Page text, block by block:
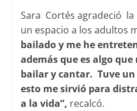
Sara Cortés agradeció
un espacio a los adultos
bailado y me he
además que es algo
bailar y cantar. Tuve
esto me sirvió para
a la vida”, recalcó.